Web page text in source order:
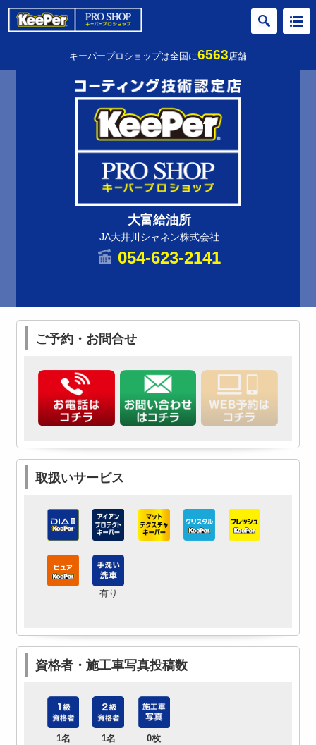
キーパープロショップは全国に6563店舗
大富給油所
JA大井川シャネン株式会社
054-623-2141
ご予約・お問合せ
取扱いサービス
有り
資格者・施工車写真投稿数
1名 1名 0枚